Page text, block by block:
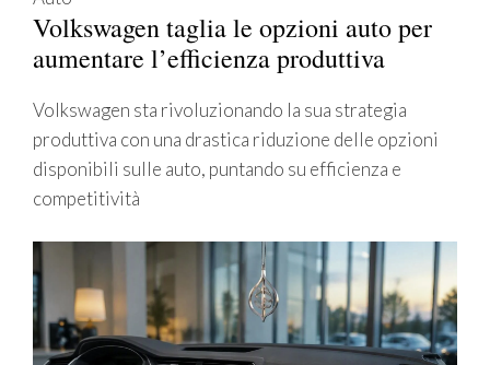
Volkswagen taglia le opzioni auto per
aumentare l’efficienza produttiva
Volkswagen sta rivoluzionando la sua strategia
produttiva con una drastica riduzione delle opzioni
disponibili sulle auto, puntando su efficienza e
competitività